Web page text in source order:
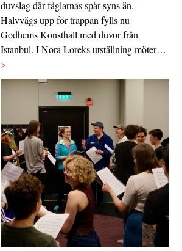
duvslag där fåglarnas spår syns än.
Halvvägs upp för trappan fylls nu
Godhems Konsthall med duvor från
Istanbul. I Nora Loreks utställning möter…
>